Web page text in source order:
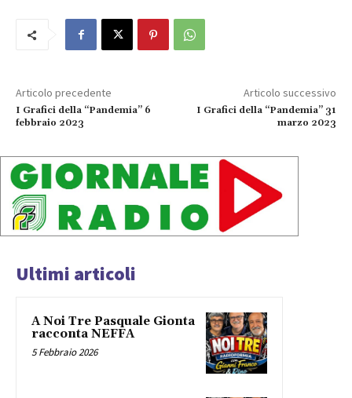
Articolo precedente
I Grafici della “Pandemia” 6
febbraio 2023
Articolo successivo
I Grafici della “Pandemia” 31
marzo 2023
Ultimi articoli
A Noi Tre Pasquale Gionta
racconta NEFFA
5 Febbraio 2026